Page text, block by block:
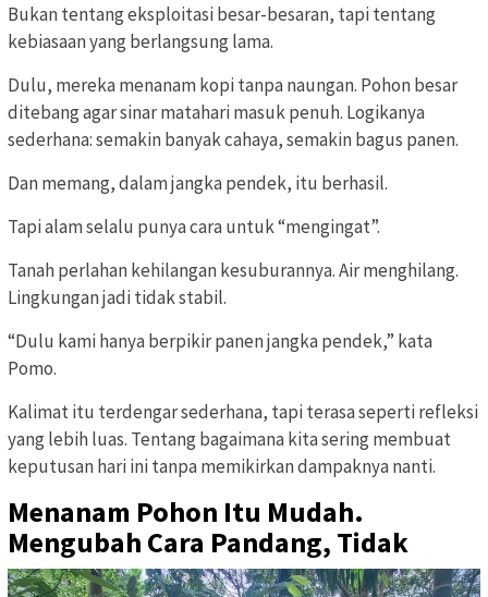
Bukan tentang eksploitasi besar-besaran, tapi tentang
kebiasaan yang berlangsung lama.
Dulu, mereka menanam kopi tanpa naungan. Pohon besar
ditebang agar sinar matahari masuk penuh. Logikanya
sederhana: semakin banyak cahaya, semakin bagus panen.
Dan memang, dalam jangka pendek, itu berhasil.
Tapi alam selalu punya cara untuk “mengingat”.
Tanah perlahan kehilangan kesuburannya. Air menghilang.
Lingkungan jadi tidak stabil.
“Dulu kami hanya berpikir panen jangka pendek,” kata
Pomo.
Kalimat itu terdengar sederhana, tapi terasa seperti refleksi
yang lebih luas. Tentang bagaimana kita sering membuat
keputusan hari ini tanpa memikirkan dampaknya nanti.
Menanam Pohon Itu Mudah.
Mengubah Cara Pandang, Tidak